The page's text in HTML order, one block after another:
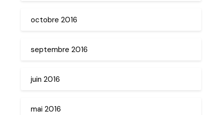
octobre 2016
septembre 2016
juin 2016
mai 2016